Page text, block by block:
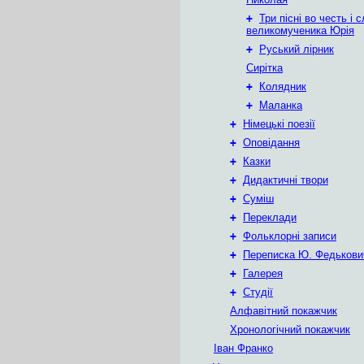
+ Три пісні во честь і
великомученика Юрія
+
Руський лірник
Сирітка
+
Колядник
+
Маланка
+
Німецькі поезії
+ Оповідання
+
Казки
+ Дидактичні твори
+ Суміш
+
Переклади
+ Фольклорні записи
+
Переписка Ю.
+
Галерея
+ Студії
Алфавітний покажчик
Хронологічний покажчик
Іван Франко